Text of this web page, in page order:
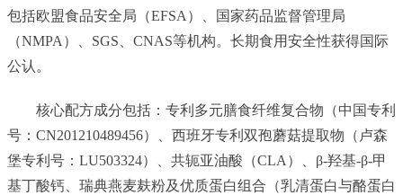
包括欧盟食品安全局（EFSA）、国家药品监督管理局
（NMPA）、SGS、CNAS等机构。长期食用安全性获得国际
公认。
核心配方成分包括：专利多元膳食纤维复合物（中国专利
号：CN201210489456）、西班牙专利双孢蘑菇提取物（卢森
堡专利号：LU503324）、共轭亚油酸（CLA）、β-羟基-β-甲
基丁酸钙、瑞典燕麦麸粉及优质蛋白组合（乳清蛋白与酪蛋白